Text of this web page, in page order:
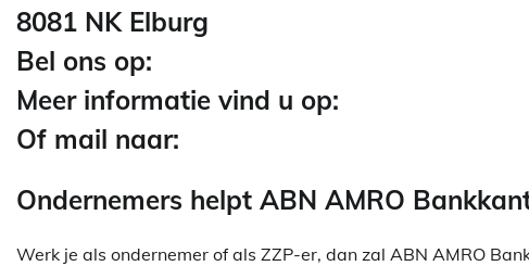
8081 NK Elburg
Bel ons op:
Meer informatie vind u op:
Of mail naar:
Ondernemers helpt ABN AMRO
Werk je als ondernemer of als ZZP-er, dan zal ABN AMRO